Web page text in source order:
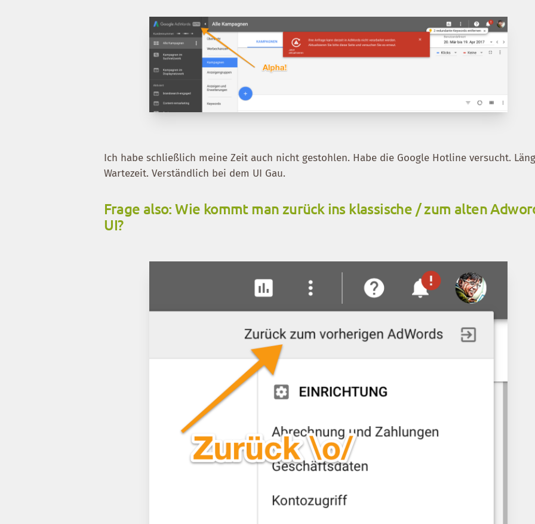
Ich habe schließlich meine Zeit auch nicht gestohlen. Habe die Google Hotline versucht.
Wartezeit. Verständlich bei dem UI Gau.
Frage also: Wie kommt man zurück ins klassische / zum alten
UI?